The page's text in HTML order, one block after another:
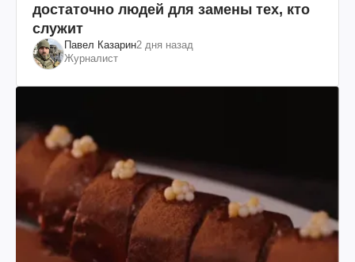
достаточно людей для замены тех, кто
служит
Павел Казарин2 дня назад
Журналист